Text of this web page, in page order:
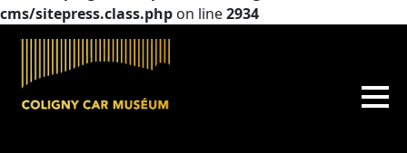
cms/sitepress.class.php on line2934